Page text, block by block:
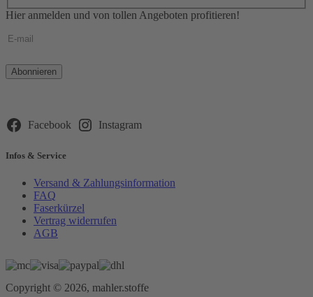
Hier anmelden und von tollen Angeboten profitieren!
Bitte
lasse
leer.
Facebook Instagram
Infos & Service
Versand & Zahlungsinformation
FAQ
Faserkürzel
Vertrag widerrufen
AGB
Copyright © 2026, mahler.stoffe